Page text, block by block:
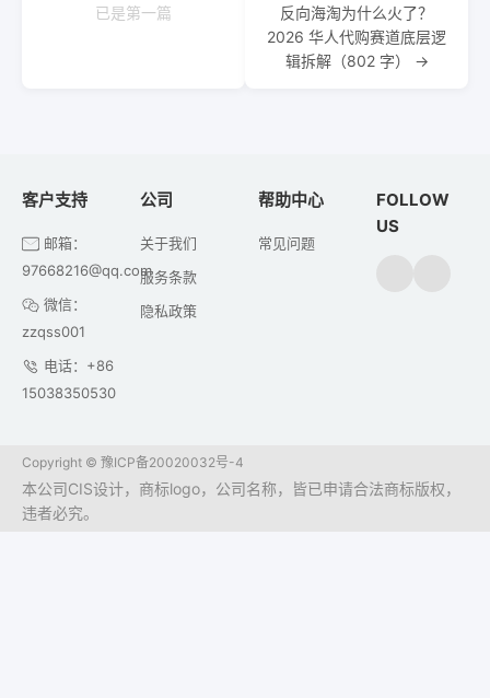
已是第一篇
反向海淘为什么火了？
2026 华人代购赛道底层逻
辑拆解（802 字） →
客户支持
邮箱：
97668216@qq.com
微信：
zzqss001
电话：+86
15038350530
公司
关于我们
服务条款
隐私政策
帮助中心
常见问题
FOLLOW
US
Copyright © 豫ICP备20020032号-4
本公司CIS设计，商标logo，公司名称，皆已申请合法商标版权，
违者必究。